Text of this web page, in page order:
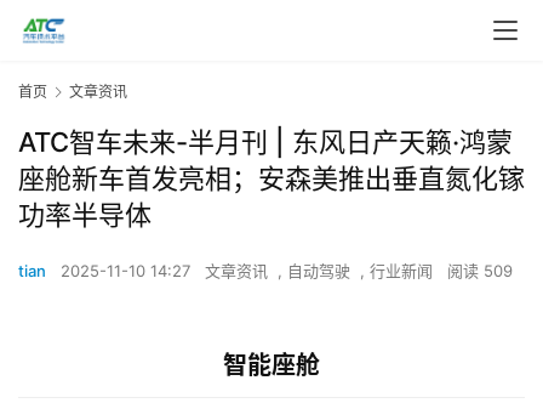
首页 文章资讯
ATC智车未来-半月刊 | 东风日产天籁·鸿蒙
座舱新车首发亮相；安森美推出垂直氮化镓
功率半导体
tian 2025-11-10 14:27 文章资讯 , 自动驾驶 , 行业新闻 阅读 509
智能座舱